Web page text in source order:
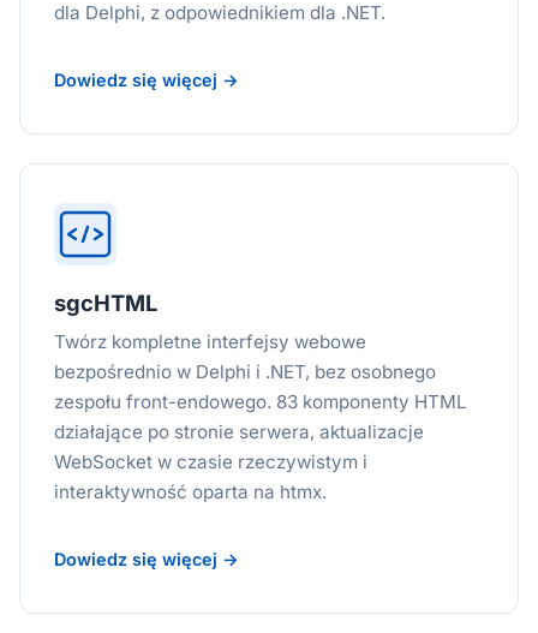
dla Delphi, z odpowiednikiem dla .NET.
Dowiedz się więcej →
sgcHTML
Twórz kompletne interfejsy webowe
bezpośrednio w Delphi i .NET, bez osobnego
zespołu front-endowego. 83 komponenty HTML
działające po stronie serwera, aktualizacje
WebSocket w czasie rzeczywistym i
interaktywność oparta na htmx.
Dowiedz się więcej →